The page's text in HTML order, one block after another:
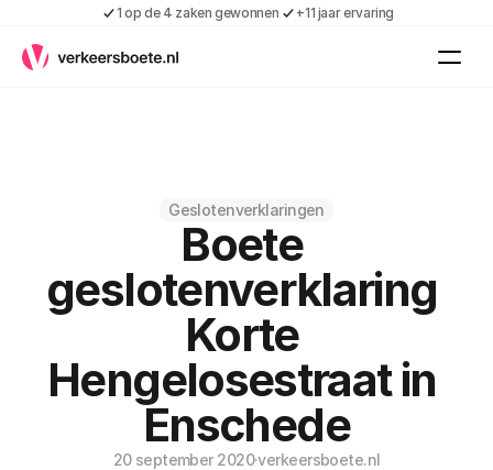
1 op de 4 zaken gewonnen +11 jaar ervaring
Kennis
Contact
Shop
Over ons
Inloggen
Geslotenverklaringen
Boete
geslotenverklaring
Korte
Hengelosestraat in
Enschede
20 september 2020·verkeersboete.nl